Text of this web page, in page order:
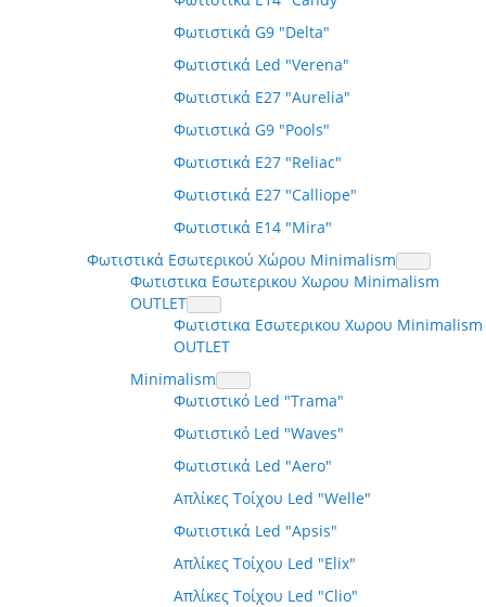
Φωτιστικά G9 "Delta"
Φωτιστικά Led "Verena"
Φωτιστικά E27 "Aurelia"
Φωτιστικά G9 "Pools"
Φωτιστικά E27 "Reliac"
Φωτιστικά E27 "Calliope"
Φωτιστικά E14 "Mira"
Φωτιστικά Εσωτερικού Χώρου Minimalism
Φωτιστικα Εσωτερικου Χωρου Minimalism
OUTLET
Φωτιστικα Εσωτερικου Χωρου Minimalism
OUTLET
Minimalism
Φωτιστικό Led "Trama"
Φωτιστικό Led "Waves"
Φωτιστικά Led "Aero"
Απλίκες Τοίχου Led "Welle"
Φωτιστικά Led "Apsis"
Απλίκες Τοίχου Led "Elix"
Απλίκες Τοίχου Led "Clio"